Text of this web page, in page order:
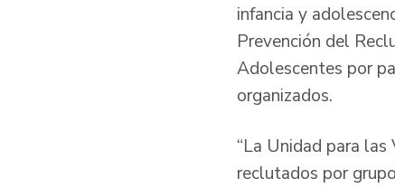
infancia y
Prevención del
Adolescentes por
organizados.
“La Unidad para
reclutados por